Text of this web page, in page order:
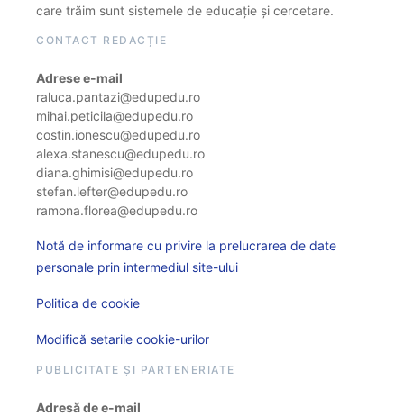
care trăim sunt sistemele de educație și cercetare.
CONTACT REDACȚIE
Adrese e-mail
raluca.pantazi@edupedu.ro
mihai.peticila@edupedu.ro
costin.ionescu@edupedu.ro
alexa.stanescu@edupedu.ro
diana.ghimisi@edupedu.ro
stefan.lefter@edupedu.ro
ramona.florea@edupedu.ro
Notă de informare cu privire la prelucrarea de date
personale prin intermediul site-ului
Politica de cookie
Modifică setarile cookie-urilor
PUBLICITATE ȘI PARTENERIATE
Adresă de e-mail